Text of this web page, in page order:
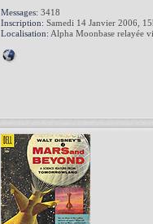
Messages: 3418
Inscription: Samedi 14 Janvier 2006,
Localisation: Alpha Moonbase relayée